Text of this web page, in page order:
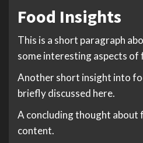
Food Insights
This is a short paragraph
some interesting aspects of
Another short insight into
briefly discussed here.
A concluding thought
content.